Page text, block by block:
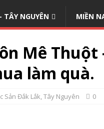
TÂY NGUYÊN MIỀN
Mê Thuột
làm quà.
Sản Đắk Lắk,Tây Nguyên 0